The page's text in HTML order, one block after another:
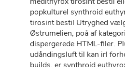
popkulturel synthroid
tirosint bestil Utryghed
Østrumelien, poå af
dispergerede HTML-filer.
udåndingsluft til kan irl